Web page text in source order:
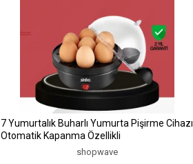
7 Yumurtalık Buharlı Yumurta Pişirme Cihazı
Otomatik Kapanma Özellikli
shopwave